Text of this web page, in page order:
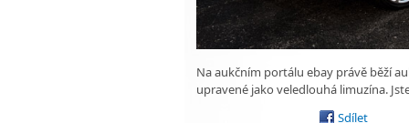
Na aukčním portálu ebay právě běží
upravené jako veledlouhá limuzína.
Sdílet